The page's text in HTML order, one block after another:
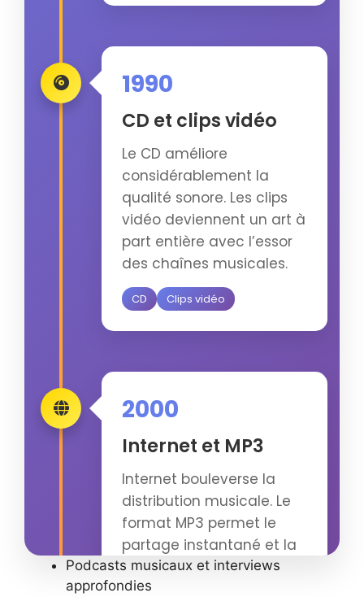
1990
CD et clips vidéo
Le CD améliore
considérablement la
qualité sonore. Les clips
vidéo deviennent un art à
part entière avec l’essor
des chaînes musicales.
CD Clips vidéo
2000
Internet et MP3
Internet bouleverse la
distribution musicale. Le
format MP3 permet le
partage instantané et la
découverte de nouveaux
artistes.
Podcasts musicaux et interviews
approfondies